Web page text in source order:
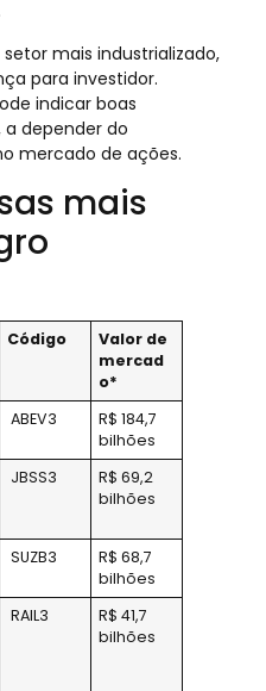
mais industrializado,
para investidor.
indicar boas
depender do
mercado de ações.
mais
Código
Valor de
mercad
o*
ABEV3
R$ 184,7
bilhões
JBSS3
R$ 69,2
bilhões
SUZB3
R$ 68,7
bilhões
RAIL3
R$ 41,7
bilhões